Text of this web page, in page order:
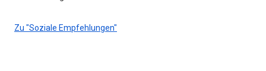
Zu "Soziale Empfehlungen"